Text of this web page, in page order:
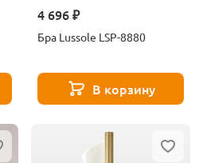
4 696 ₽
Бра Lussole LSP-8880
В корзину